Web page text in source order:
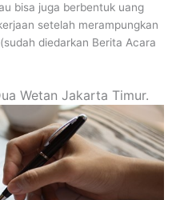
bisa juga berbentuk uang
setelah merampungkan
diedarkan Berita Acara
Wetan Jakarta Timur.